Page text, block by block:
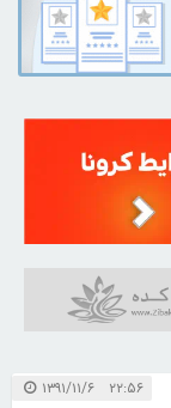
۲۲:۵۶ ۱۳۹۱/۱۱/۶